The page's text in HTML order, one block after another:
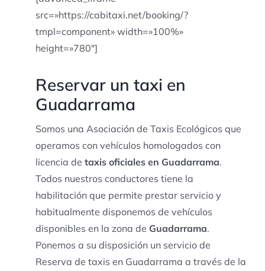
src=»https://cabitaxi.net/booking/?
tmpl=component» width=»100%»
height=»780″]
Reservar un taxi en
Guadarrama
Somos una Asociación de Taxis Ecológicos que
operamos con vehículos homologados con
licencia de taxis oficiales en Guadarrama.
Todos nuestros conductores tiene la
habilitación que permite prestar servicio y
habitualmente disponemos de vehículos
disponibles en la zona de Guadarrama.
Ponemos a su disposición un servicio de
Reserva de taxis en Guadarrama a través de la